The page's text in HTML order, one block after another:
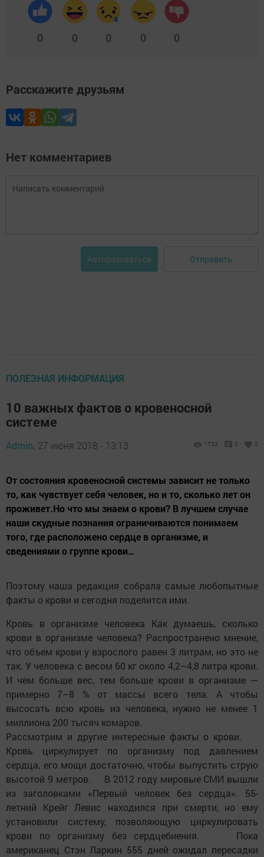
0 0 0 0 0
Расскажите друзьям
Нет комментариев
Авторизоваться Отправить
ПОЛЕЗНАЯ ИНФОРМАЦИЯ
10 важных фактов о кровеносной
системе
Admin, 27 июня 2018 - 13:13 1733 0 0
От состояния кровеносной системы зависит не только
то, как чувствует себя человек, но и то, сколько лет он
проживет.Но что мы знаем о крови? В лучшем случае
наши скудные познания ограничиваются понимаем
того, где расположено сердце в организме, и
сведениями о группе крови…
Поэтому наша редакция собрала самые любопытные
факты о крови и сегодня поделится ими.
Кровь в организме человека Как думаешь, сколько
крови в организме человека? Распространено мнение,
что объем крови у взрослого равен 3 литрам, но это не
так. У человека с весом 60 кг около 4,2–4,8 литра крови.
И чем больше вес, тем больше крови в организме —
примерно 7–8 % от массы всего тела. А чтобы
высосать всю кровь из человека, нужно не менее 1
миллиона 200 тысяч комаров.
Рассмотрим и другие интересные факты о крови.
Кровь циркулирует по организму под давлением
сердца, его мощи достаточно, чтобы выпустить струю
высотой 9 метров. В 2012 году мировые СМИ вышли
из заголовками «Первый человек без сердца». 55-
летний Крейг Левис находился при смерти, но ему
установили систему, позволяющую циркулировать
крови по организму без сердцебиения. Пока
американец Стэн Ларкин 555 дней ожидал пересадки